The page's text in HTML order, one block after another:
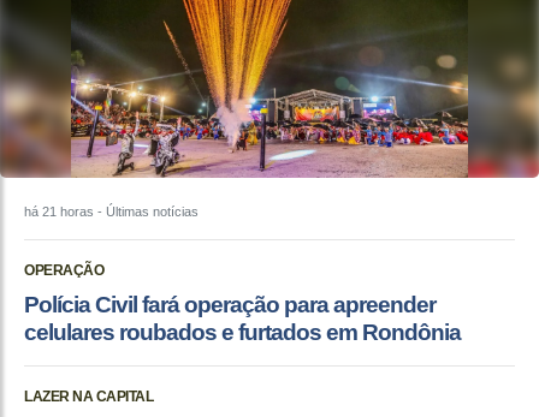
há 21 horas - Últimas notícias
OPERAÇÃO
Polícia Civil fará operação para apreender
celulares roubados e furtados em Rondônia
LAZER NA CAPITAL